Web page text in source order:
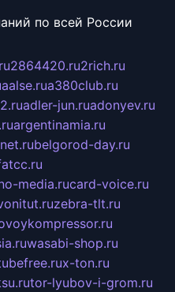
по всей России
2864420.ru2rich.ru
aalse.rua380club.ru
adler-jun.ruadonyev.ru
argentinamia.ru
belgorod-day.ru
media.rucard-voice.ru
zebra-tlt.ru
wasabi-shop.ru
x-ton.ru
tor-lyubov-i-grom.ru